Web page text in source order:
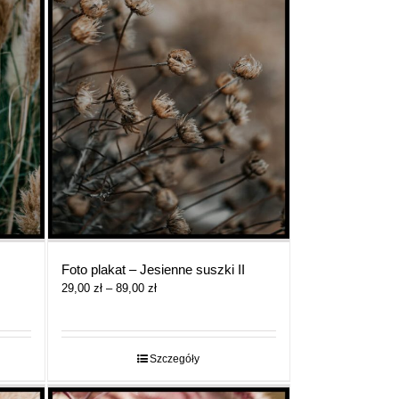
Foto plakat – Jesienne suszki II
29,00 zł – 89,00 złZakres
29,00 zł
do
Szczegóły